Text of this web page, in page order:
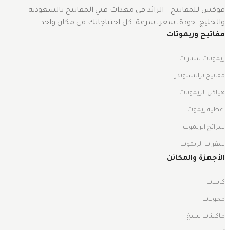
فوكس للمفاتيح – الرائد في معدات فني المفاتيح بالسعودية
والخليج. جودة، سعر، سرعة. كل احتياجاتك في مكان واحد.
مفاتيح وريموتات
ريموتات سيارات
مفاتيح ترانسبوندر
هياكل الريموتات
اغطية ريموت
شرائح الريموت
شفرات الريموت
الأجهزة والمكائن
كابلات
محولات
ماكينات نسخ